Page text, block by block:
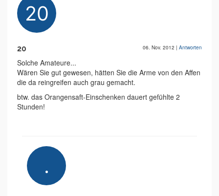
20 06. Nov. 2012 | Antworten
Solche Amateure...
Wären Sie gut gewesen, hätten Sie die Arme von den Affen
die da reingreifen auch grau gemacht.
btw. das Orangensaft-Einschenken dauert gefühlte 2
Stunden!